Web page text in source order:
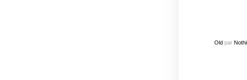
Oldpar